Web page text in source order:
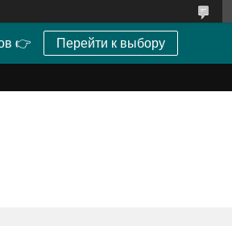
👉 Перейти к выбору